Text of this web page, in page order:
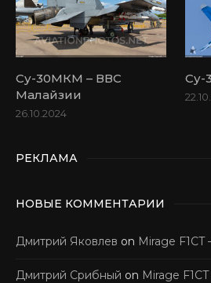
Су-30МКМ – ВВС
Малайзии
26.10.2024
Су-
РЕКЛАМА
НОВЫЕ КОММЕНТАРИИ
Дмитрий Яковлев on Mirage
Дмитрий Срибный on Mirage